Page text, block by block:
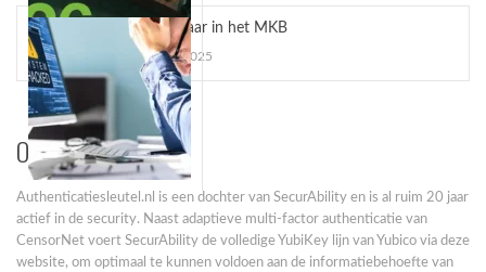
Phishing gevaar in het MKB
november 5, 2025
Over ons
Authenticatiesleutel.nl is een dochter van SecurAbility en is al ruim 20 jaar
actief in de security. Naast adaptieve multi-factor authenticatie van
CensorNet voert SecurAbility de volledige YubiKey lijn van Yubico via deze
website, om optimaal te kunnen voldoen aan de informatiebehoefte van
5 misverstanden over YubiKeys (en waarom ze
niet kloppen)
De adoptie van passkeys en hardware security...